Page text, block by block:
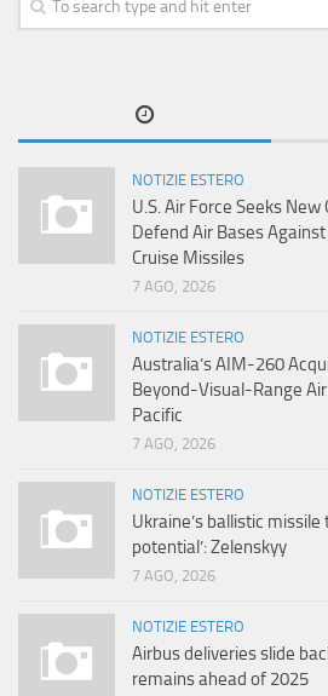
NOTIZIE ESTERO
U.S. Air Force Seeks
Defend Air Bases
Cruise Missiles
7 AGO, 2026
NOTIZIE ESTERO
Australia’s AIM-260
Beyond-Visual-Range
Pacific
7 AGO, 2026
NOTIZIE ESTERO
Ukraine’s ballistic
potential’: Zelenskyy
7 AGO, 2026
NOTIZIE ESTERO
Airbus deliveries slide
remains ahead of 2025